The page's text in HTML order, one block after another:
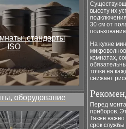
стандарты
ISO
оборудование
высоту их
30 см от
На кухне
комнатах,
точки на
снижает
Перед
приборов.
Также
срок службы